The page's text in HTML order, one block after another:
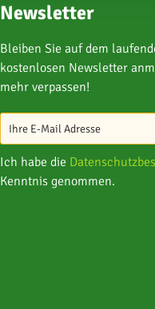
Newsletter
Bleiben Sie auf dem
kostenlosen Newsletter
mehr verpassen!
Ich habe die
Kenntnis genommen.